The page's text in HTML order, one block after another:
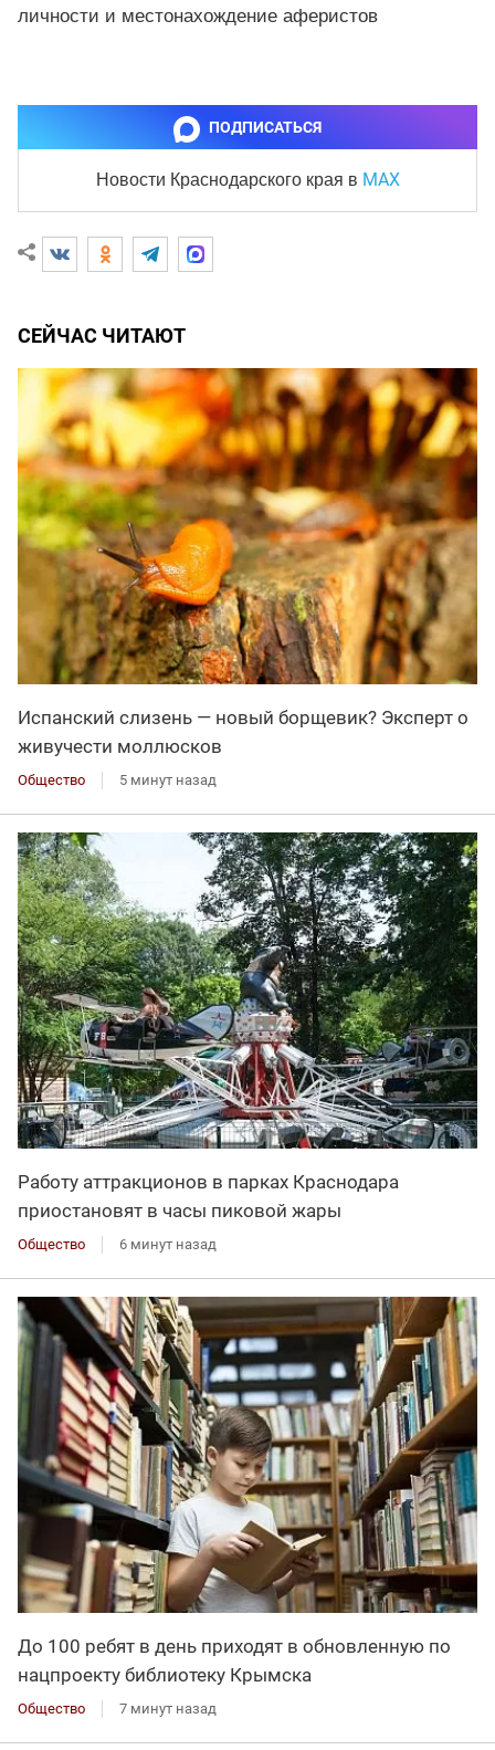
личности и местонахождение аферистов
ПОДПИСАТЬСЯ
Новости Краснодарского края в MAX
СЕЙЧАС ЧИТАЮТ
Испанский слизень — новый борщевик? Эксперт о
живучести моллюсков
Общество 5 минут назад
Работу аттракционов в парках Краснодара
приостановят в часы пиковой жары
Общество 6 минут назад
До 100 ребят в день приходят в обновленную по
нацпроекту библиотеку Крымска
Общество 7 минут назад